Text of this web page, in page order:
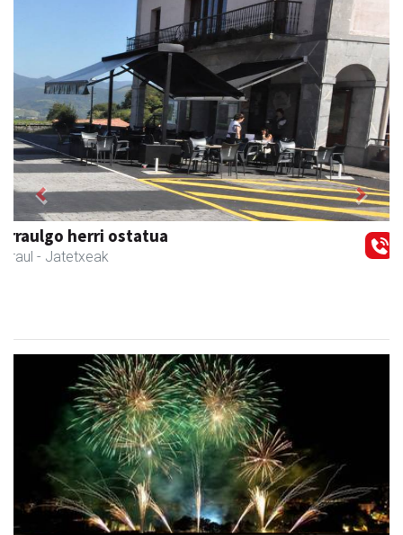
Amonarriz iturgintza S. L.
Larraul - Iturgintza
Previous Next